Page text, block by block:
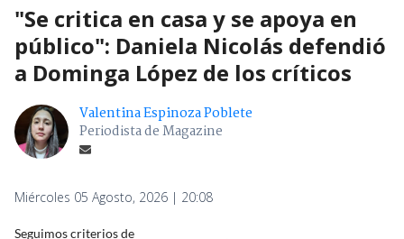
"Se critica en casa y se apoya en
público": Daniela Nicolás defendió
a Dominga López de los críticos
Valentina Espinoza Poblete
Periodista de Magazine
Miércoles 05 Agosto, 2026 | 20:08
Seguimos criterios de